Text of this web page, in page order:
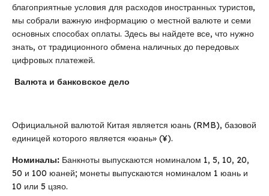
благоприятные условия для расходов иностранных туристов,
мы собрали важную информацию о местной валюте и семи
основных способах оплаты. Здесь вы найдете все, что нужно
знать, от традиционного обмена наличных до передовых
цифровых платежей.
Валюта и банковское дело
Официальной валютой Китая является юань (RMB), базовой
единицей которого является «юань» (¥).
Номиналы: Банкноты выпускаются номиналом 1, 5, 10, 20,
50 и 100 юаней; монеты выпускаются номиналом 1 юань и
10 или 5 цзяо.